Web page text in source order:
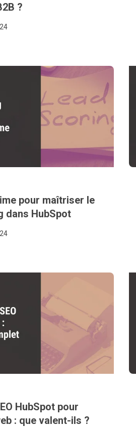
?
pour maîtriser le
dans HubSpot
HubSpot pour
: que valent-ils ?